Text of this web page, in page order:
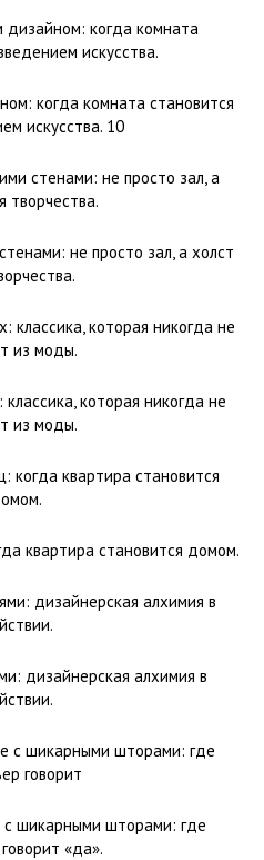
когда комната становится
искусства. 10
не просто зал, а холст
которая никогда не
из моды.
квартира становится домом.
дизайнерская алхимия в
с шикарными шторами: где
«да».